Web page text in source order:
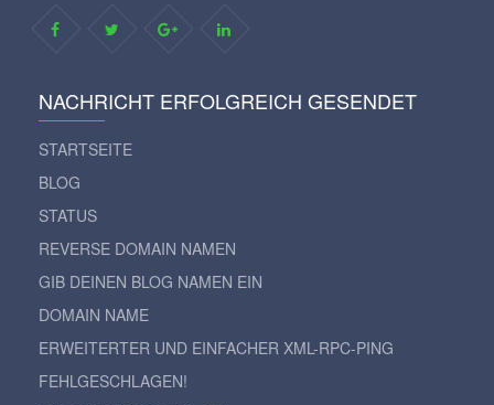
NACHRICHT ERFOLGREICH GESENDET
STARTSEITE
BLOG
STATUS
REVERSE DOMAIN NAMEN
GIB DEINEN BLOG NAMEN EIN
DOMAIN NAME
ERWEITERTER UND EINFACHER XML-RPC-PING
FEHLGESCHLAGEN!